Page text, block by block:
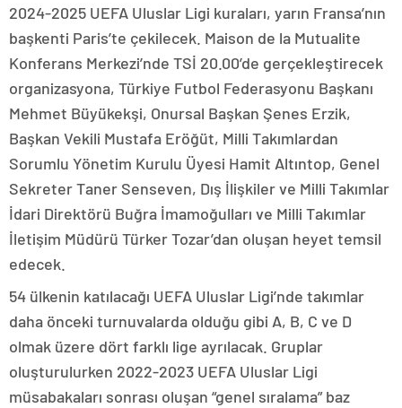
2024-2025 UEFA Uluslar Ligi kuraları, yarın Fransa’nın
başkenti Paris’te çekilecek. Maison de la Mutualite
Konferans Merkezi’nde TSİ 20.00’de gerçekleştirecek
organizasyona, Türkiye Futbol Federasyonu Başkanı
Mehmet Büyükekşi, Onursal Başkan Şenes Erzik,
Başkan Vekili Mustafa Eröğüt, Milli Takımlardan
Sorumlu Yönetim Kurulu Üyesi Hamit Altıntop, Genel
Sekreter Taner Senseven, Dış İlişkiler ve Milli Takımlar
İdari Direktörü Buğra İmamoğulları ve Milli Takımlar
İletişim Müdürü Türker Tozar’dan oluşan heyet temsil
edecek.
54 ülkenin katılacağı UEFA Uluslar Ligi’nde takımlar
daha önceki turnuvalarda olduğu gibi A, B, C ve D
olmak üzere dört farklı lige ayrılacak. Gruplar
oluşturulurken 2022-2023 UEFA Uluslar Ligi
müsabakaları sonrası oluşan “genel sıralama” baz